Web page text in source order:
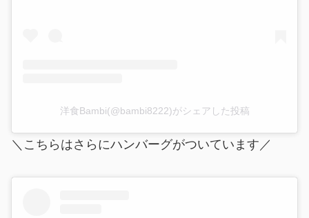
洋食Bambi(@bambi8222)がシェアした投稿
＼こちらはさらにハンバーグがついています／